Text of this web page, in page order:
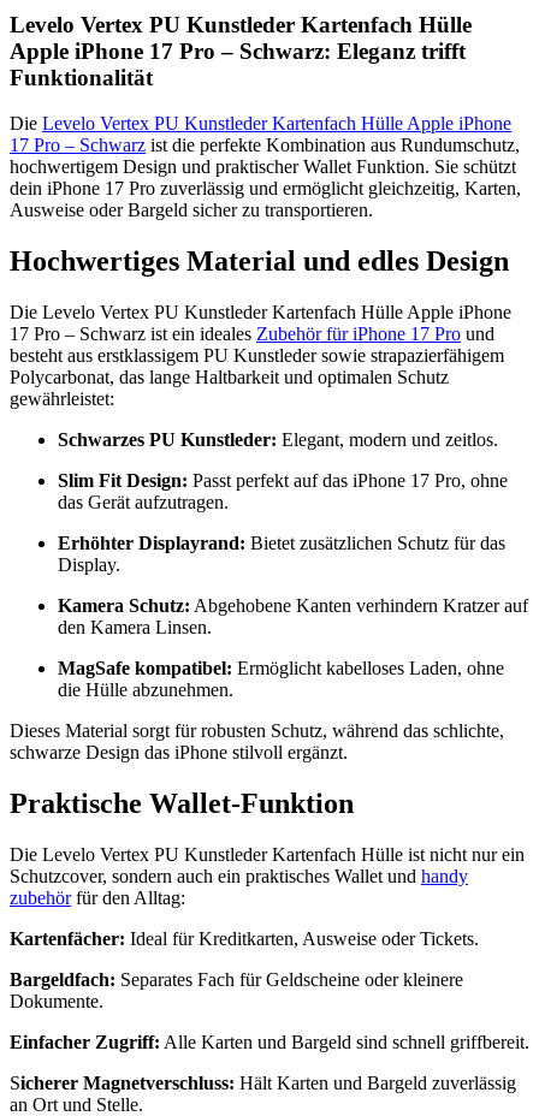
Levelo Vertex PU Kunstleder Kartenfach Hülle
Apple iPhone 17 Pro – Schwarz: Eleganz trifft
Funktionalität
Die Levelo Vertex PU Kunstleder Kartenfach Hülle Apple iPhone
17 Pro – Schwarz ist die perfekte Kombination aus Rundumschutz,
hochwertigem Design und praktischer Wallet Funktion. Sie schützt
dein iPhone 17 Pro zuverlässig und ermöglicht gleichzeitig, Karten,
Ausweise oder Bargeld sicher zu transportieren.
Hochwertiges Material und edles Design
Die Levelo Vertex PU Kunstleder Kartenfach Hülle Apple iPhone
17 Pro – Schwarz ist ein ideales Zubehör für iPhone 17 Pro und
besteht aus erstklassigem PU Kunstleder sowie strapazierfähigem
Polycarbonat, das lange Haltbarkeit und optimalen Schutz
gewährleistet:
Schwarzes PU Kunstleder: Elegant, modern und zeitlos.
Slim Fit Design: Passt perfekt auf das iPhone 17 Pro, ohne
das Gerät aufzutragen.
Erhöhter Displayrand: Bietet zusätzlichen Schutz für das
Display.
Kamera Schutz: Abgehobene Kanten verhindern Kratzer auf
den Kamera Linsen.
MagSafe kompatibel: Ermöglicht kabelloses Laden, ohne
die Hülle abzunehmen.
Dieses Material sorgt für robusten Schutz, während das schlichte,
schwarze Design das iPhone stilvoll ergänzt.
Praktische Wallet-Funktion
Die Levelo Vertex PU Kunstleder Kartenfach Hülle ist nicht nur ein
Schutzcover, sondern auch ein praktisches Wallet und handy
zubehörfür den Alltag:
Kartenfächer: Ideal für Kreditkarten, Ausweise oder Tickets.
Bargeldfach: Separates Fach für Geldscheine oder kleinere
Dokumente.
Einfacher Zugriff: Alle Karten und Bargeld sind schnell griffbereit.
Sicherer Magnetverschluss: Hält Karten und Bargeld zuverlässig
an Ort und Stelle.